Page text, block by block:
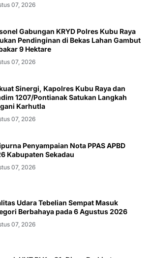
07, 2026
Gabungan KRYD Polres Kubu Raya
Pendinginan di Bekas Lahan Gambut
9 Hektare
07, 2026
Sinergi, Kapolres Kubu Raya dan
1207/Pontianak Satukan Langkah
Karhutla
07, 2026
Penyampaian Nota PPAS APBD
Kabupaten Sekadau
07, 2026
Udara Tebelian Sempat Masuk
Berbahaya pada 6 Agustus 2026
07, 2026